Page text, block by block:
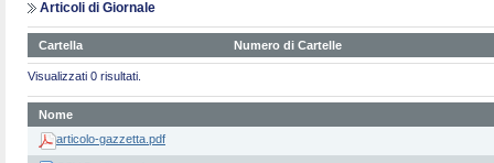
Articoli di Giornale
Cartella Numero di Cartelle
Visualizzati 0 risultati.
Nome
articolo-gazzetta.pdf